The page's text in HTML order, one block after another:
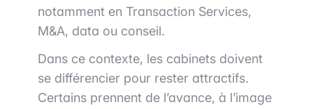
notamment en Transaction Services,
M&A, data ou conseil.
Dans ce contexte, les cabinets doivent
se différencier pour rester attractifs.
Certains prennent de l’avance, à l’image